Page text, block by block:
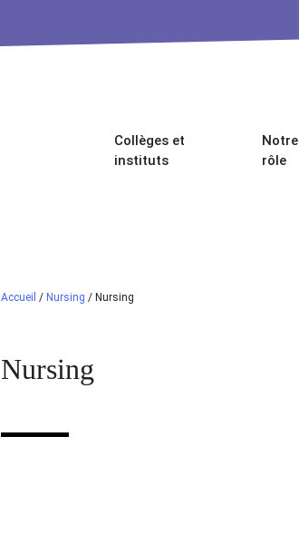
Collèges et
instituts
Notre
rôle
Accueil / Nursing / Nursing
Nursing